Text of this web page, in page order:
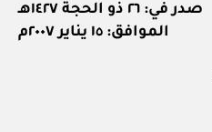
صدر في: ٢٦ ذو الحجة ١٤٢٧هـ
الموافق: ١٥ يناير ٢٠٠٧م